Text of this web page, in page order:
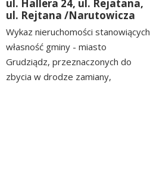
ul. Hallera 24, ul. Rejatana,
ul. Rejtana /Narutowicza
Wykaz nieruchomości stanowiących
własność gminy - miasto
Grudziądz, przeznaczonych do
zbycia w drodze zamiany,